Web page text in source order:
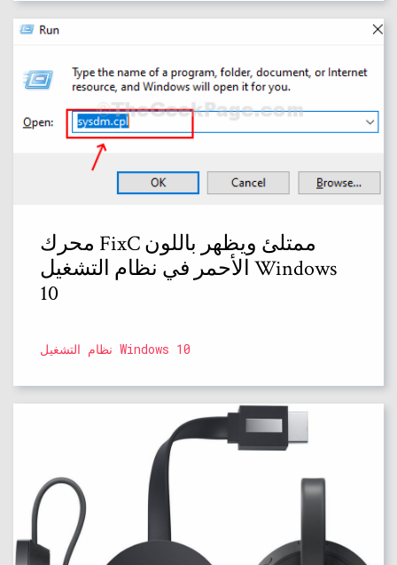
محرك FixC ممتلئ ويظهر باللون
الأحمر في نظام التشغيل Windows
10
نظام التشغيل Windows 10